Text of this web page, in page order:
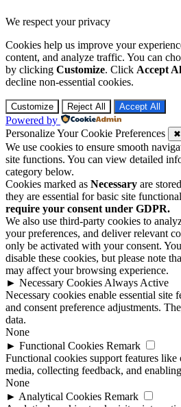
We respect your privacy
Cookies help us improve your
content, and analyze traffic. You can
by clicking Customize. Click Accept
decline non-essential cookies.
Customize Reject All Accept All
Powered by
Personalize Your Cookie Preferences
✖
We use cookies to ensure smooth
site functions. You can view detailed
category below.
Cookies marked as Necessary are
they are essential for basic site
require your consent under GDPR.
We also use third-party cookies to
your preferences, and deliver relevant
only be activated with your consent.
disable these cookies, but please note
may affect your browsing experience.
► Necessary CookiesAlways Active
Necessary cookies enable essential site
and consent preference adjustments.
data.
None
► Functional Cookies Remark
Functional cookies support features like
media, collecting feedback, and
None
► Analytical Cookies Remark